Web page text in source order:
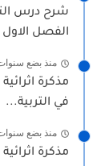
شرح درس
الفصل الاول
منذ بضع
مذكرة
في التربية...
منذ بضع
مذكرة